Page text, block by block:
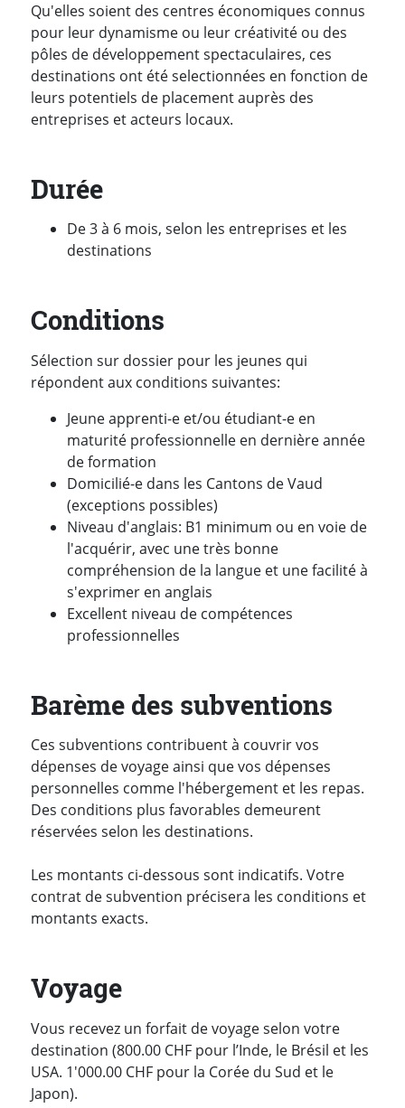
Qu'elles soient des centres économiques connus
pour leur dynamisme ou leur créativité ou des
pôles de développement spectaculaires, ces
destinations ont été selectionnées en fonction de
leurs potentiels de placement auprès des
entreprises et acteurs locaux.
Durée
De 3 à 6 mois, selon les entreprises et les
destinations
Conditions
Sélection sur dossier pour les jeunes qui
répondent aux conditions suivantes:
Jeune apprenti-e et/ou étudiant-e en
maturité professionnelle en dernière année
de formation
Domicilié-e dans les Cantons de Vaud
(exceptions possibles)
Niveau d'anglais: B1 minimum ou en voie de
l'acquérir, avec une très bonne
compréhension de la langue et une facilité à
s'exprimer en anglais
Excellent niveau de compétences
professionnelles
Barème des subventions
Ces subventions contribuent à couvrir vos
dépenses de voyage ainsi que vos dépenses
personnelles comme l'hébergement et les repas.
Des conditions plus favorables demeurent
réservées selon les destinations.
Les montants ci-dessous sont indicatifs. Votre
contrat de subvention précisera les conditions et
montants exacts.
Voyage
Vous recevez un forfait de voyage selon votre
destination (800.00 CHF pour l’Inde, le Brésil et les
USA. 1'000.00 CHF pour la Corée du Sud et le
Japon).